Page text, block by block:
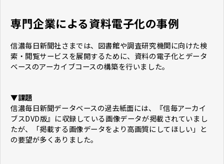
専門企業による資料電子化の事例
信濃毎日新聞社さまでは、図書館や調査研究機関に向けた検
索・閲覧サービスを展開するために、資料の電子化とデータ
ベースのアーカイブコースの構築を行いました。
▼課題
信濃毎日新聞データベースの過去紙面には、『信毎アーカイ
ブスDVD版』に収録している画像データが掲載されていまし
たが、「掲載する画像データをより高画質にしてほしい」と
の要望が多くありました。